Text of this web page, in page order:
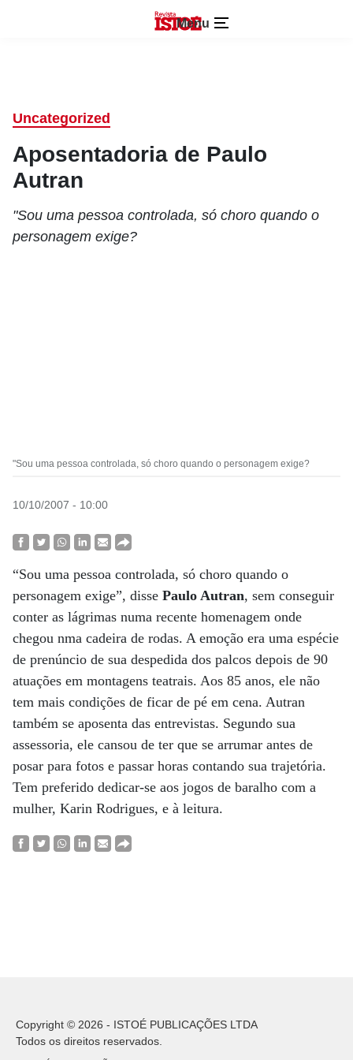
Menu
Uncategorized
Aposentadoria de Paulo
Autran
"Sou uma pessoa controlada, só choro quando o
personagem exige?
"Sou uma pessoa controlada, só choro quando o personagem exige?
10/10/2007 - 10:00
“Sou uma pessoa controlada, só choro quando o
personagem exige”, disse Paulo Autran, sem conseguir
conter as lágrimas numa recente homenagem onde
chegou nma cadeira de rodas. A emoção era uma espécie
de prenúncio de sua despedida dos palcos depois de 90
atuações em montagens teatrais. Aos 85 anos, ele não
tem mais condições de ficar de pé em cena. Autran
também se aposenta das entrevistas. Segundo sua
assessoria, ele cansou de ter que se arrumar antes de
posar para fotos e passar horas contando sua trajetória.
Tem preferido dedicar-se aos jogos de baralho com a
mulher, Karin Rodrigues, e à leitura.
Copyright © 2026 - ISTOÉ PUBLICAÇÕES LTDA
Todos os direitos reservados.